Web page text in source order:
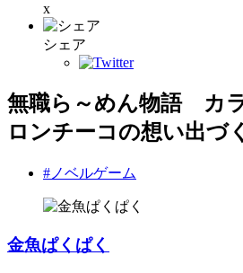
x
シェア
無職ら～めん物語 カ
ロンチーコの想い出づ
#ノベルゲーム
金魚ぱくぱく